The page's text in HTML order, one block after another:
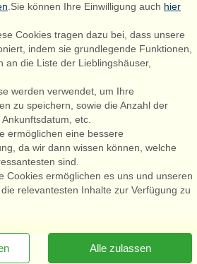
ApS | CVR 27 23 39 10 |
jetzt abonnieren [x]
Südliche Nordseeküste, Dänemark,
.Sie können Ihre Einwilligung auch hier
Cookies tragen dazu bei, dass unsere
indem sie grundlegende Funktionen,
an die Liste der Lieblingshäuser,
werden verwendet, um Ihre
zu speichern, sowie die Anzahl der
etc.
ermöglichen eine bessere
da wir dann wissen können, welche
sind.
Cookies ermöglichen es uns und unseren
relevantesten Inhalte zur Verfügung zu
Alle zulassen